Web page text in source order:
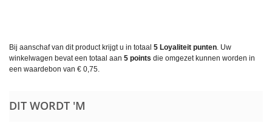
Bij aanschaf van dit product krijgt u in totaal 5 Loyaliteit punten. Uw
winkelwagen bevat een totaal aan 5 points die omgezet kunnen worden in
een waardebon van € 0,75.
DIT WORDT 'M